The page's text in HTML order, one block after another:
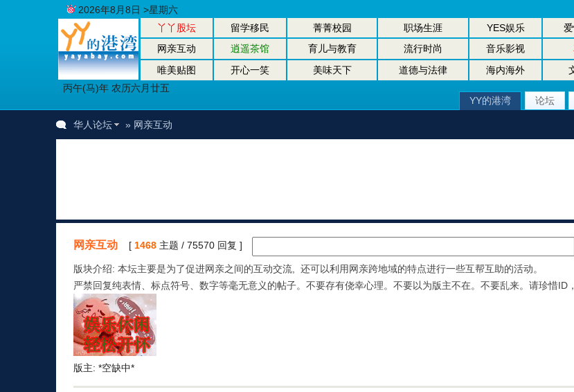
丫丫股坛 留学移民 菁菁校园 职场生涯 YES娱乐
网亲互动
逍遥茶馆 育儿与教育 流行时尚 音乐影视
唯美贴图
开心一笑 美味天下 道德与法律 海内海外
丙午(马)年 农历六月廿五
2026年8月8日 >星期六
YY的港湾 论坛
华人论坛 » 网亲互动
网亲互动 [ 1468主题 / 75570 回复 ]
版块介绍: 本坛主要是为了促进网亲之间的互动交流, 还可以利用网亲跨地域的特点进行一些互帮互助的活动。
严禁回复纯表情、标点符号、数字等毫无意义的帖子。不要存有侥幸心理。不要以为版主不在。不要乱来。请珍惜ID
版主: *空缺中*